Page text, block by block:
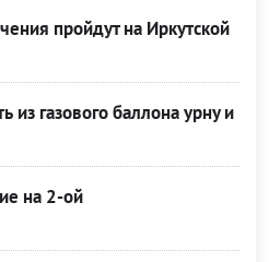
пройдут на Иркутской
из газового баллона урну и
на 2-ой